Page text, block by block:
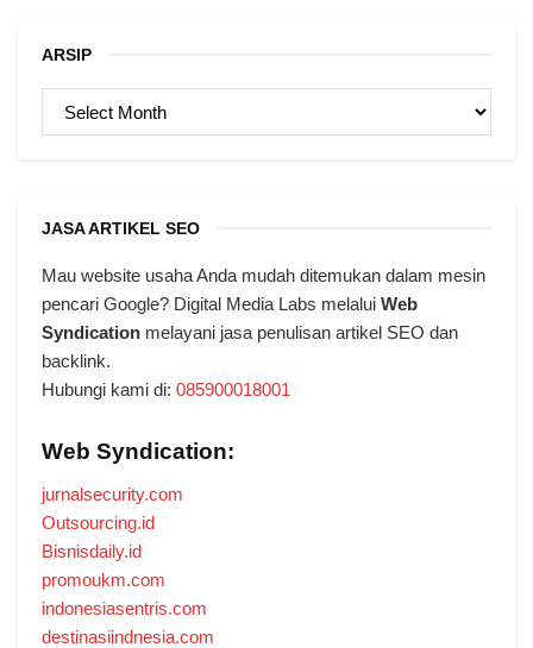
ARSIP
JASA ARTIKEL SEO
Mau website usaha Anda mudah ditemukan dalam mesin
pencari Google? Digital Media Labs melalui Web
Syndication melayani jasa penulisan artikel SEO dan
backlink.
Hubungi kami di: 085900018001
Web Syndication:
jurnalsecurity.com
Outsourcing.id
Bisnisdaily.id
promoukm.com
indonesiasentris.com
destinasiindnesia.com